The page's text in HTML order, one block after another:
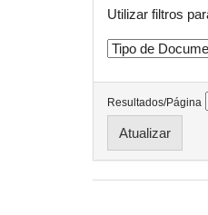
Utilizar filtros
Resultados/Página